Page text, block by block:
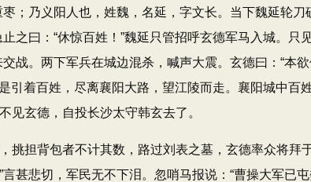
；乃义阳人也，姓魏，名延，字文长。当下魏延轮
之曰：“休惊百姓！”魏延只管招呼玄德军马入城。
战。两下军兵在城边混杀，喊声大震。玄德曰：“本
引着百姓，尽离襄阳大路，望江陵而走。襄阳城中
见玄德，自投长沙太守韩玄去了。
担背包者不计其数，路过刘表之墓，玄德率众将拜
甚悲切，军民无不下泪。忽哨马报说：“曹操大军已